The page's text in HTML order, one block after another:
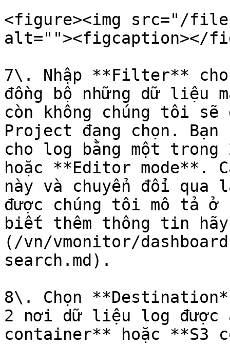
<figure><img src="/files/
alt=""><figcaption></
7\. Nhập **Filter** cho
đồng bộ những dữ liệu
còn không chúng tôi
Project đang chọn.
cho log bằng một trong
hoặc **Editor mode**.
này và chuyển đổi qua
được chúng tôi mô tả
biết thêm thông tin
(/vn/vmonitor/
search.md).
8\. Chọn
2 nơi dữ liệu log được
container** hoặc **S3